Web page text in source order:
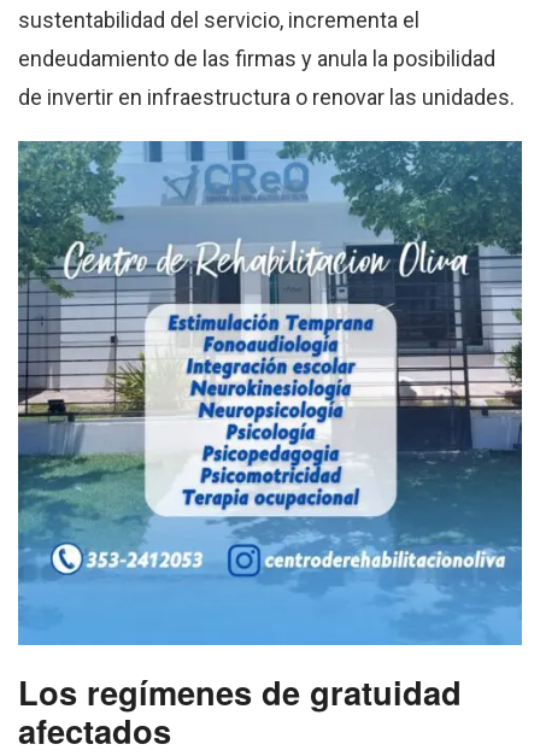
sustentabilidad del servicio, incrementa el
endeudamiento de las firmas y anula la posibilidad
de invertir en infraestructura o renovar las unidades.
Los regímenes de gratuidad
afectados